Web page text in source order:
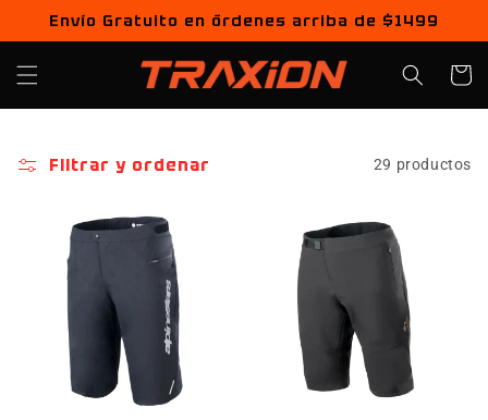
directamente
al contenido
Envío Gratuito en órdenes arriba de $1499
Carrito
Filtrar y ordenar 29 productos